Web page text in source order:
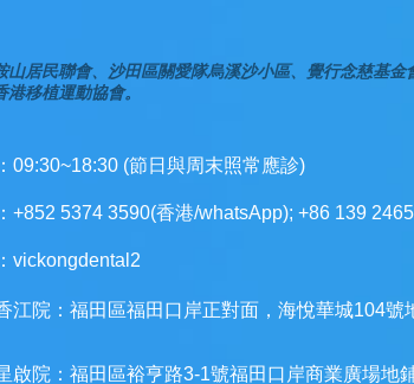
居民聯會、沙田區關愛隊烏溪沙小區、覺行念慈基
移植運動協會。
09:30~18:30 (節日與周末照常應診)
+852 5374 3590(香港/whatsApp); +86 139
vickongdental2
江院：福田區福田口岸正對面，海悅華城104號
啟院：福田區裕亨路3-1號福田口岸商業廣場地